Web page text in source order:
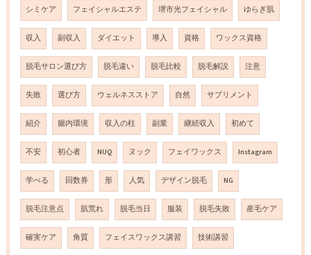
シミケア フェイシャルエステ 堺市光フェイシャル ゆらぎ肌
収入 副収入 ダイエット 導入 資格 ワックス資格
脱毛サロン選び方 脱毛違い 脱毛比較 脱毛解説 注意
失敗 選び方 ウェルネスストア 自然 サプリメント
紹介 腸内環境 収入の柱 副業 継続収入 初めて
不安 初心者 NUQ ヌック フェイワックス Instagram
学べる 回数券 形 人気 デザイン脱毛 NG
脱毛注意点 肌荒れ 脱毛当日 服装 脱毛失敗 産毛ケア
確実ケア 角質 フェイスワックス講習 技術講習